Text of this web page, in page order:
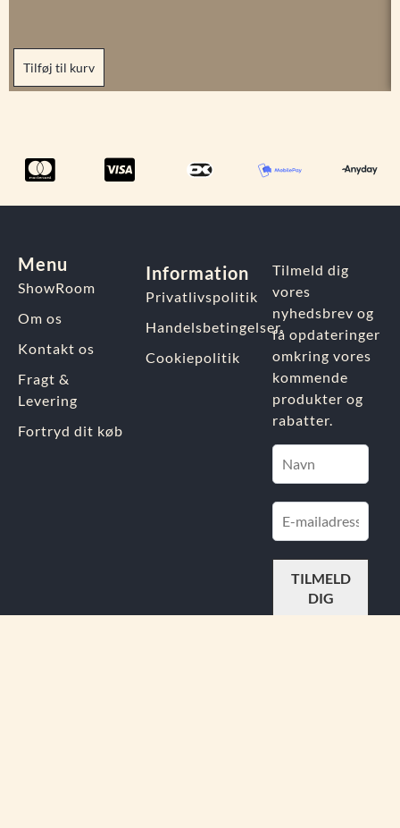
Tilføj til kurv
Menu
ShowRoom
Om os
Kontakt os
Fragt &
Levering
Fortryd dit køb
Information
Privatlivspolitik
Handelsbetingelser
Cookiepolitik
Tilmeld dig
vores
nyhedsbrev og
få opdateringer
omkring vores
kommende
produkter og
rabatter.